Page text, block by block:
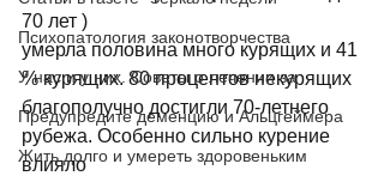
Психопатология законотворчества
У нас и у них. Советы о лечении за
Предупредите деменцию и Альцгеймера
Жить долго и умереть здоровеньким
70 лет )
умерла половина много курящих и 41
% курящих. 80 процентов некурящих
благополучно достигли 70-летнего
рубежа. Особенно сильно курение
влияло